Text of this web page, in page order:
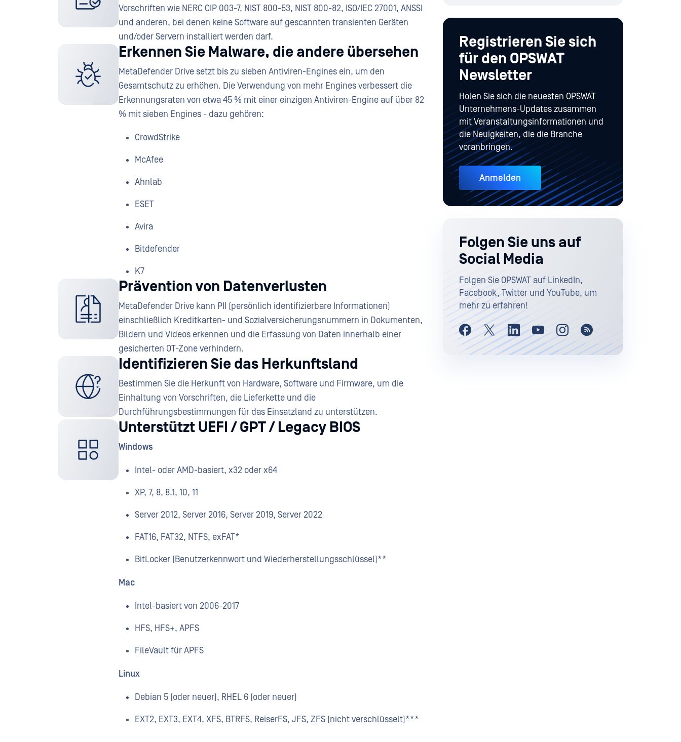
Vorschriften wie NERC CIP 003-7, NIST 800-53, NIST 800-82, ISO/IEC 27001, ANSSI
und anderen, bei denen keine Software auf gescannten transienten Geräten
und/oder Servern installiert werden darf.
Erkennen Sie Malware, die andere übersehen
MetaDefender Drive setzt bis zu sieben Antiviren-Engines ein, um den
Gesamtschutz zu erhöhen. Die Verwendung von mehr Engines verbessert die
Erkennungsraten von etwa 45 % mit einer einzigen Antiviren-Engine auf über 82
% mit sieben Engines - dazu gehören:
CrowdStrike
McAfee
Ahnlab
ESET
Avira
Bitdefender
K7
Prävention von Datenverlusten
MetaDefender Drive kann PII (persönlich identifizierbare Informationen)
einschließlich Kreditkarten- und Sozialversicherungsnummern in Dokumenten,
Bildern und Videos erkennen und die Erfassung von Daten innerhalb einer
gesicherten OT-Zone verhindern.
Identifizieren Sie das Herkunftsland
Bestimmen Sie die Herkunft von Hardware, Software und Firmware, um die
Einhaltung von Vorschriften, die Lieferkette und die
Durchführungsbestimmungen für das Einsatzland zu unterstützen.
Unterstützt UEFI / GPT / Legacy BIOS
Windows
Intel- oder AMD-basiert, x32 oder x64
XP, 7, 8, 8.1, 10, 11
Server 2012, Server 2016, Server 2019, Server 2022
FAT16, FAT32, NTFS, exFAT*
BitLocker (Benutzerkennwort und Wiederherstellungsschlüssel)**
Mac
Intel-basiert von 2006-2017
HFS, HFS+, APFS
FileVault für APFS
Linux
Debian 5 (oder neuer), RHEL 6 (oder neuer)
EXT2, EXT3, EXT4, XFS, BTRFS, ReiserFS, JFS, ZFS (nicht verschlüsselt)***
Registrieren Sie sich
für den OPSWAT
Newsletter
Holen Sie sich die neuesten OPSWAT
Unternehmens-Updates zusammen
mit Veranstaltungsinformationen und
die Neuigkeiten, die die Branche
voranbringen.
Anmelden
Folgen Sie uns auf
Social Media
Folgen Sie OPSWAT auf LinkedIn,
Facebook, Twitter und YouTube, um
mehr zu erfahren!